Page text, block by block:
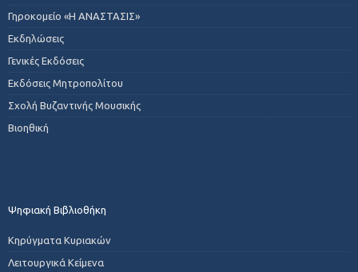
Γηροκομείο «Η ΑΝΑΣΤΑΣΙΣ»
Εκδηλώσεις
Γενικές Εκδόσεις
Εκδόσεις Μητροπολίτου
Σχολή Βυζαντινής Μουσικής
Βιοηθική
Ψηφιακή Βιβλιοθήκη
Κηρύγματα Κυριακών
Λειτουργικά Κείμενα